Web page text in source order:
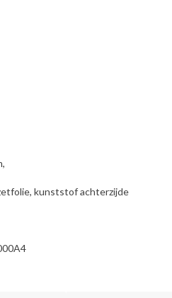
kunststof achterzijde